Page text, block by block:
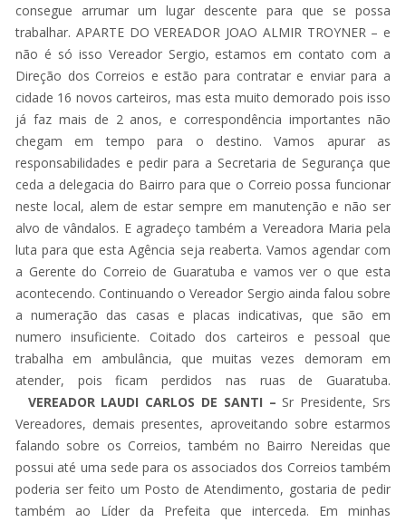
consegue arrumar um lugar descente para que se possa
trabalhar. APARTE DO VEREADOR JOAO ALMIR TROYNER – e
não é só isso Vereador Sergio, estamos em contato com a
Direção dos Correios e estão para contratar e enviar para a
cidade 16 novos carteiros, mas esta muito demorado pois isso
já faz mais de 2 anos, e correspondência importantes não
chegam em tempo para o destino. Vamos apurar as
responsabilidades e pedir para a Secretaria de Segurança que
ceda a delegacia do Bairro para que o Correio possa funcionar
neste local, alem de estar sempre em manutenção e não ser
alvo de vândalos. E agradeço também a Vereadora Maria pela
luta para que esta Agência seja reaberta. Vamos agendar com
a Gerente do Correio de Guaratuba e vamos ver o que esta
acontecendo. Continuando o Vereador Sergio ainda falou sobre
a numeração das casas e placas indicativas, que são em
numero insuficiente. Coitado dos carteiros e pessoal que
trabalha em ambulância, que muitas vezes demoram em
atender, pois ficam perdidos nas ruas de Guaratuba.
VEREADOR LAUDI CARLOS DE SANTI – Sr Presidente, Srs
Vereadores, demais presentes, aproveitando sobre estarmos
falando sobre os Correios, também no Bairro Nereidas que
possui até uma sede para os associados dos Correios também
poderia ser feito um Posto de Atendimento, gostaria de pedir
também ao Líder da Prefeita que interceda. Em minhas